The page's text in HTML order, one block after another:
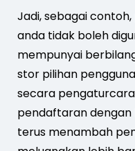
Jadi, sebagai
anda tidak boleh
mempunyai
stor pilihan
secara
pendaftaran dengan
terus menambah